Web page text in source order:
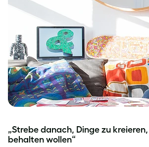
„Strebe danach, Dinge zu
behalten wollen“